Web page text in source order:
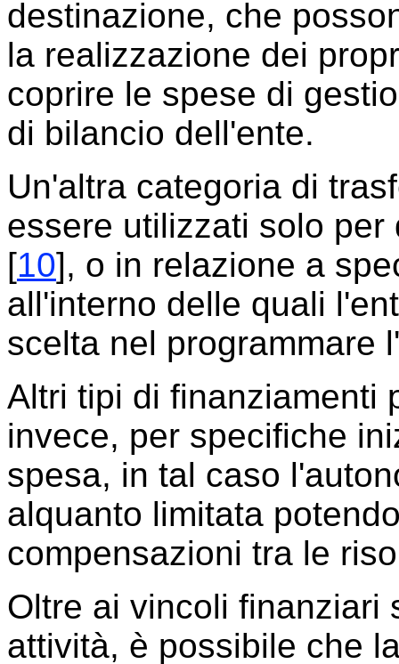
destinazione, che
la realizzazione dei
coprire le spese di
di bilancio dell'ente.
Un'altra categoria di
essere utilizzati solo
[10], o in relazione a
all'interno delle quali
scelta nel programmare
Altri tipi di finanziamenti
invece, per specifiche
spesa, in tal caso
alquanto limitata
compensazioni tra le
Oltre ai vincoli finanziari
attività, è possibile che